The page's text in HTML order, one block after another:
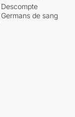
Descompte
Germans de sang